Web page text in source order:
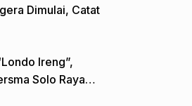
Dimulai, Catat
Ireng”,
Solo Raya